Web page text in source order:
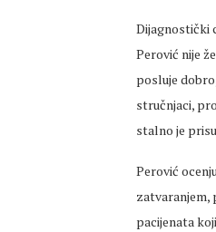
Dijagnostički
Perović nije
posluje
stručnjaci,
stalno je
Perović
zatvaranjem,
pacijenata